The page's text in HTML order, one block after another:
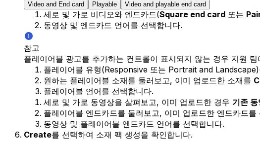
Video and End card Playable Video and playable end card
세로 및 가로 비디오와 엔드카드(Square end card 또는
동영상 및 엔드카드 언어를 선택합니다.
참고
플레이어블 광고를 추가하는 컨트롤이 표시되지 않는 경우 지원 팀
플레이어블 유형(Responsive 또는 Portrait and Landscape)
원하는 플레이어블 소재를 둘러보고, 이미 업로드한 소재를
플레이어블 언어를 선택합니다.
세로 및 가로 동영상을 살펴보고, 이미 업로드한 경우 기존
플레이어블 엔드카드를 둘러보고, 이미 업로드한 엔드카드를
동영상 및 플레이어블 엔드카드 언어를 선택합니다.
Create를 선택하여 소재 팩 생성을 확인합니다.